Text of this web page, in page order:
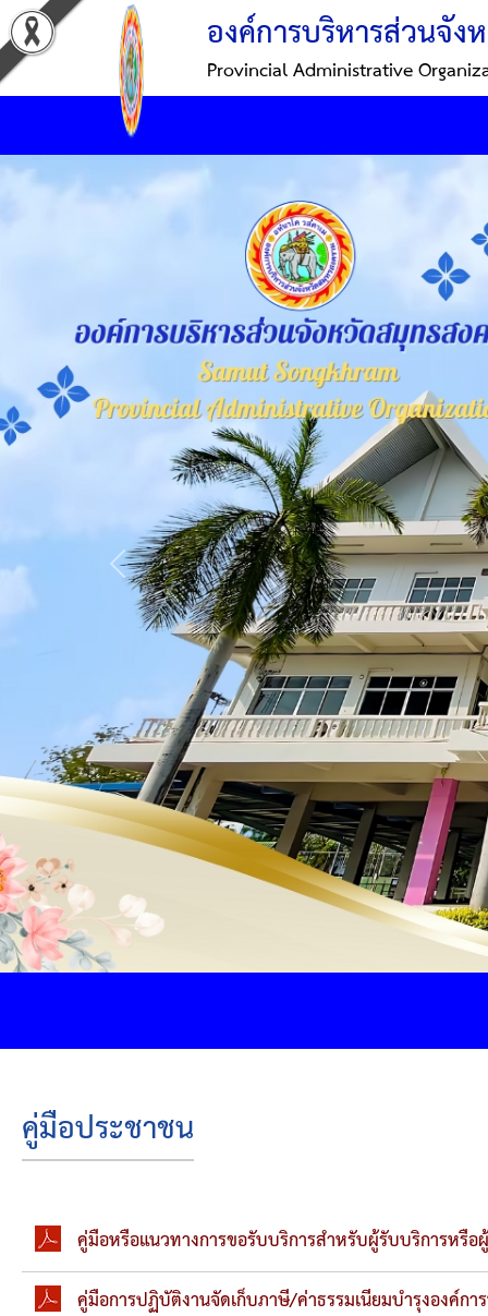
องค์การบริหารส่วนจัง
Provincial Administrative
Previous
คู่มือประชาชน
คู่มือหรือแนวทางการขอรับบริการสำหรับผู้รับบริการหรื
คู่มือการปฏิบัติงานจัดเก็บภาษี/ค่าธรรมเนียมบำรุงองค์ก